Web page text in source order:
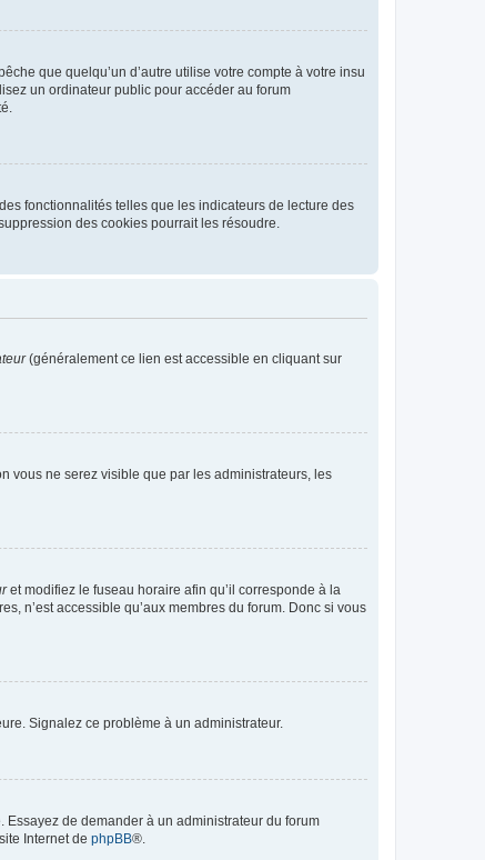
que quelqu’un d’autre utilise votre compte à votre insu
un ordinateur public pour accéder au forum
fonctionnalités telles que les indicateurs de lecture des
des cookies pourrait les résoudre.
(généralement ce lien est accessible en cliquant sur
vous ne serez visible que par les administrateurs, les
et modifiez le fuseau horaire afin qu’il corresponde à la
n’est accessible qu’aux membres du forum. Donc si vous
Signalez ce problème à un administrateur.
Essayez de demander à un administrateur du forum
Internet de phpBB®.